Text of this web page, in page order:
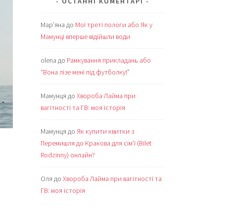
Мар’яна до Мої треті пологи або Як у
Мамунці вперше відійшли води
olena до Рамкування прикладань або
“Вона лізе мені під футболку!”
Мамунця до Хвороба Лайма при
вагітності та ГВ: моя історія
Мамунця до Як купити квитки з
Перемишля до Кракова для сім’ї (Bilet
Rodzinny) онлайн?
Оля до Хвороба Лайма при вагітності та
ГВ: моя історія